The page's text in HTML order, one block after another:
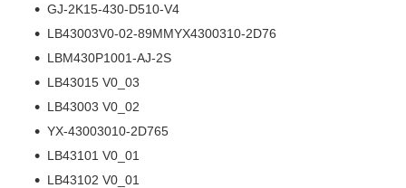
GJ-2K15-430-D510-V4
LB43003V0-02-89MMYX4300310-2D76
LBM430P1001-AJ-2S
LB43015 V0_03
LB43003 V0_02
YX-43003010-2D765
LB43101 V0_01
LB43102 V0_01